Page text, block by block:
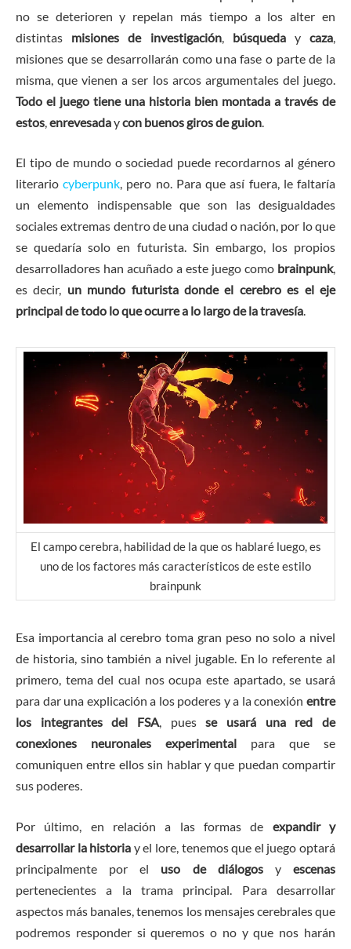
no se deterioren y repelan más tiempo a los alter en
distintas misiones de investigación, búsqueda ycaza
misiones que se desarrollarán como una fase o parte de la
misma, que vienen a ser los arcos argumentales del juego.
Todo el juego tiene una historia bien montada a través de
estos enrevesadaycon buenos giros de guion
El tipo de mundo o sociedad puede recordarnos al género
literariocyberpunk, pero no. Para que así fuera, le faltaría
un elemento indispensable que son las desigualdades
sociales extremas dentro de una ciudad o nación, por lo que
se quedaría solo en futurista. Sin embargo, los propios
desarrolladores han acuñado a este juego como brainpunk,
es decir, un mundo futurista donde el cerebro es el eje
principal de todo lo que ocurre a lo largo de la travesía.
El campo cerebra, habilidad de la que os hablaré luego, es
uno de los factores más característicos de este estilo
brainpunk
Esa importancia al cerebro toma gran peso no solo a nivel
de historia, sino también a nivel jugable. En lo referente al
primero, tema del cual nos ocupa este apartado, se usará
para dar una explicación a los poderes y a la conexión entre
los integrantes del FSA, puesse usará una red de
conexiones neuronales experimental para que se
comuniquen entre ellos sin hablar y que puedan compartir
sus poderes.
Por último, en relación a las formas de expandir y
desarrollar la historia y el lore, tenemos que el juego optará
principalmente por el uso de diálogosyescenas
pertenecientes a la trama principal. Para desarrollar
aspectos más banales, tenemos los mensajes cerebrales que
podremos responder si queremos o no y que nos harán